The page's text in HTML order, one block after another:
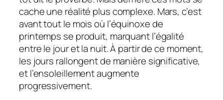
cache une réalité plus complexe. Mars, c’est
avant tout le mois où l’équinoxe de
printemps se produit, marquant l’égalité
entre le jour et la nuit. À partir de ce moment,
les jours rallongent de manière significative,
et l’ensoleillement augmente
progressivement.